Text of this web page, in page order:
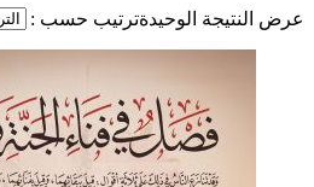
عرض النتيجة الوحيدةترتيب حسب :